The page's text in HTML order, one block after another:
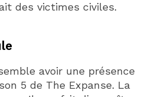
des victimes civiles.
avoir une présence
5 de The Expanse. La